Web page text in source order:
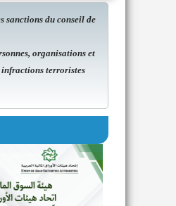
sanctions du conseil de
organisations et
infractions terroristes